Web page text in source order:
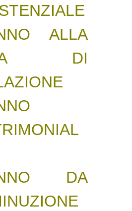
ALLA
DI
DA